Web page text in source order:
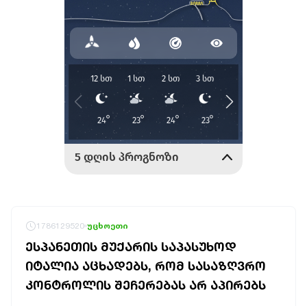
1786129520 უცხოეთი
ᲔᲡᲞᲐᲜᲔᲗᲘᲡ ᲛᲣᲥᲐᲠᲘᲡ ᲡᲐᲞᲐᲡᲣᲮᲝᲓ
ᲘᲢᲐᲚᲘᲐ ᲐᲪᲮᲐᲓᲔᲑᲡ, ᲠᲝᲛ ᲡᲐᲡᲐᲖᲦᲕᲠᲝ
ᲙᲝᲜᲢᲠᲝᲚᲘᲡ ᲨᲔᲩᲔᲠᲔᲑᲐᲡ ᲐᲠ ᲐᲞᲘᲠᲔᲑᲡ